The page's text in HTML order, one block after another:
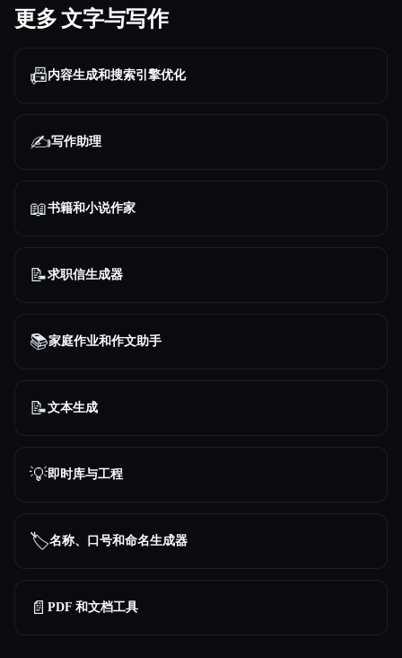
更多 文字与写作
📠内容生成和搜索引擎优化
✍️写作助理
📖书籍和小说作家
📝求职信生成器
📚家庭作业和作文助手
📝文本生成
💡即时库与工程
🏷️名称、口号和命名生成器
📄 PDF 和文档工具